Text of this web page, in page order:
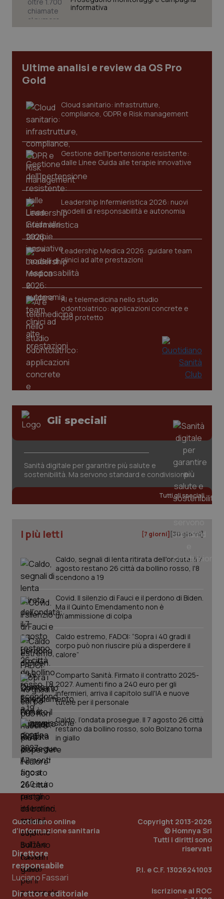
informativa
Ultime analisi e review da QS Pro
Gold
Cloud sanitario: infrastrutture,
compliance, GDPR e Risk management
Gestione dell'Ipertensione resistente:
dalle Linee Guida alle terapie innovative
Leadership Infermieristica 2026: nuovi
modelli di responsabilità e autonomia
Leadership Medica 2026: guidare team
clinici ad alte prestazioni
AI e telemedicina nello studio
odontoiatrico: applicazioni concrete e
uso protetto
Gli speciali
Sanità digitale per garantire più salute e
sostenibilità. Ma servono standard e condivisione
Tutti gli speciali
I più letti [7 giorni] [30 giorni]
Caldo, segnali di lenta ritirata dell'ondata: il 7
agosto restano 26 città da bollino rosso, l'8
scendono a 19
Covid. Il silenzio di Fauci e il perdono di Biden.
Ma il Quinto Emendamento non è
un’ammissione di colpa
Caldo estremo, FADOI: “Sopra i 40 gradi il
corpo può non riuscire più a disperdere il
calore”
Comparto Sanità. Firmato il contratto 2025-
2027. Aumenti fino a 240 euro per gli
infermieri, arriva il capitolo sull'IA e nuove
tutele per il personale
Caldo, l’ondata prosegue. Il 7 agosto 26 città
restano da bollino rosso, solo Bolzano torna
in giallo
Quotidiano online
d'informazione sanitaria
Direttore
responsabile
Luciano Fassari
Direttore editoriale
Copyright 2013-2026
© Homnya Srl
Tutti i diritti sono
riservati
P.I. e C.F. 13026241003
Iscrizione al ROC
protette del sito. Il sito web non è in grado di
funzionare correttamente senza questi cookie.
YouTube
.youtube.com
CookieScriptConsent
CookieScript
tracking-sites-ironfish-
www.quotidianosanita.it
session-id
_ga
Google LLC
1
PHPSESSID